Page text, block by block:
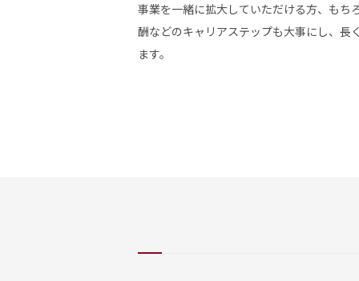
事業を一緒に拡大していただける方、もち
酬などのキャリアステップも大事にし、長
ます。